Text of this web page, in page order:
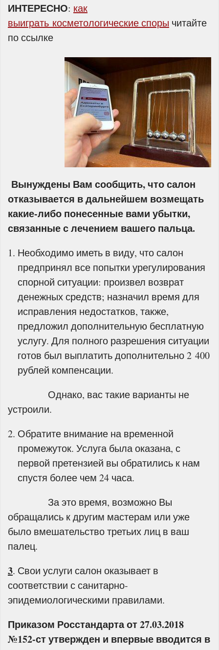
ИНТЕРЕСНО: как
выиграть косметологические споры читайте
по ссылке
Вынуждены Вам сообщить, что салон
отказывается в дальнейшем возмещать
какие-либо понесенные вами убытки,
связанные с лечением вашего пальца.
Необходимо иметь в виду, что салон
предпринял все попытки урегулирования
спорной ситуации: произвел возврат
денежных средств; назначил время для
исправления недостатков, также,
предложил дополнительную бесплатную
услугу. Для полного разрешения ситуации
готов был выплатить дополнительно 2 400
рублей компенсации.
Однако, вас такие варианты не
устроили.
Обратите внимание на временной
промежуток. Услуга была оказана, с
первой претензией вы обратились к нам
спустя более чем 24 часа.
За это время, возможно Вы
обращались к другим мастерам или уже
было вмешательство третьих лиц в ваш
палец.
3. Свои услуги салон оказывает в
соответствии с санитарно-
эпидемиологическими правилами.
Приказом Росстандарта от 27.03.2018
№152-ст утвержден и впервые вводится в